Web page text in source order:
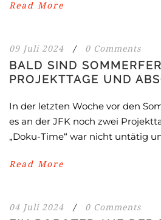
Read More
09 Juli 2024 / 0 Comments
BALD SIND
PROJEKTTAGE UND
In der letzten Woche vor den
es an der JFK noch zwei
„Doku-Time“ war nicht untätig
Read More
04 Juli 2024 / 0 Comments